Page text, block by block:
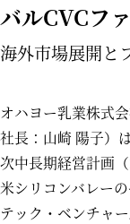
バルCVCフ
海外市場展開と
オハヨー乳業株式
社長：山崎 陽子）
次中長期経営計画
米シリコンバレー
テック・ベンチャ